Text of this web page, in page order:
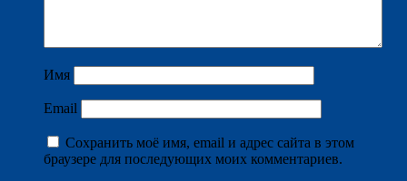
Имя
Email
Сохранить моё имя, email и адрес сайта в этом
браузере для последующих моих комментариев.